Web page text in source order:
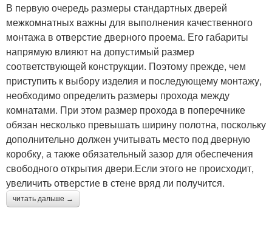
В первую очередь размеры стандартных дверей
межкомнатных важны для выполнения качественного
монтажа в отверстие дверного проема. Его габариты
напрямую влияют на допустимый размер
соответствующей конструкции. Поэтому прежде, чем
приступить к выбору изделия и последующему монтажу,
необходимо определить размеры прохода между
комнатами. При этом размер прохода в поперечнике
обязан несколько превышать ширину полотна, поскольку
дополнительно должен учитывать место под дверную
коробку, а также обязательный зазор для обеспечения
свободного открытия двери.Если этого не происходит,
увеличить отверстие в стене вряд ли получится.
читать дальше →